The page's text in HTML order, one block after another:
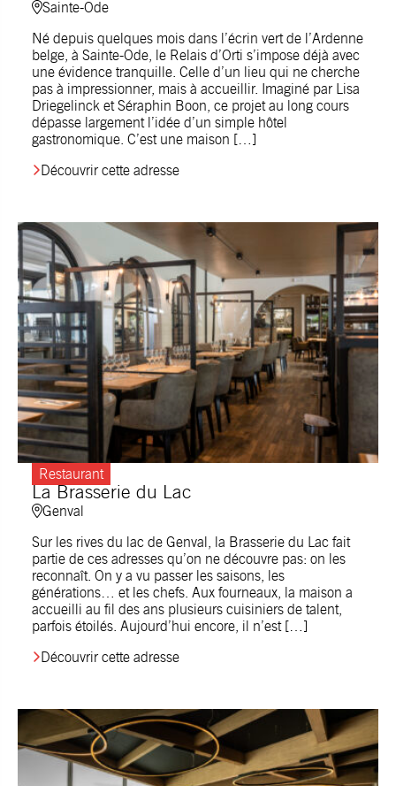
Sainte-Ode
Né depuis quelques mois dans l’écrin vert de l’Ardenne
belge, à Sainte-Ode, le Relais d’Orti s’impose déjà avec
une évidence tranquille. Celle d’un lieu qui ne cherche
pas à impressionner, mais à accueillir. Imaginé par Lisa
Driegelinck et Séraphin Boon, ce projet au long cours
dépasse largement l’idée d’un simple hôtel
gastronomique. C’est une maison […]
Découvrir cette adresse
La Brasserie du Lac
Restaurant
Genval
Sur les rives du lac de Genval, la Brasserie du Lac fait
partie de ces adresses qu’on ne découvre pas: on les
reconnaît. On y a vu passer les saisons, les
générations… et les chefs. Aux fourneaux, la maison a
accueilli au fil des ans plusieurs cuisiniers de talent,
parfois étoilés. Aujourd’hui encore, il n’est […]
Découvrir cette adresse